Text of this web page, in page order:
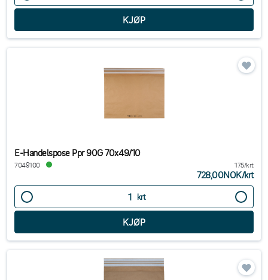
E-Handelspose Ppr 90G 70x49/10
7049100 175/krt
728,00NOK/krt
krt